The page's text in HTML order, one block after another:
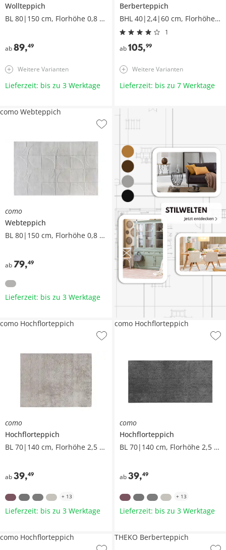
Wollteppich
BL 80|150 cm, Florhöhe 0,8 cm
ab89,49
Weitere Varianten
Lieferzeit: bis zu 3 Werktage
Berberteppich
BHL 40|2,4|60 cm, Florhöhe 2 cm
1
ab 105,99
Weitere Varianten
Lieferzeit: bis zu 7 Werktage
como
Webteppich
BL 80|150 cm, Florhöhe 0,8 cm
ab 79,49
como Webteppich
Lieferzeit: bis zu 3 Werktage
como
Hochflorteppich
BL 70|140 cm, Florhöhe 2,5 cm
ab39,49
como Hochflorteppich
+ 13
Lieferzeit: bis zu 3 Werktage
como
Hochflorteppich
BL 70|140 cm, Florhöhe 2,5 cm
ab 39,49
como Hochflorteppich
+ 13
Lieferzeit: bis zu 3 Werktage
como Hochflorteppich THEKO Berberteppich